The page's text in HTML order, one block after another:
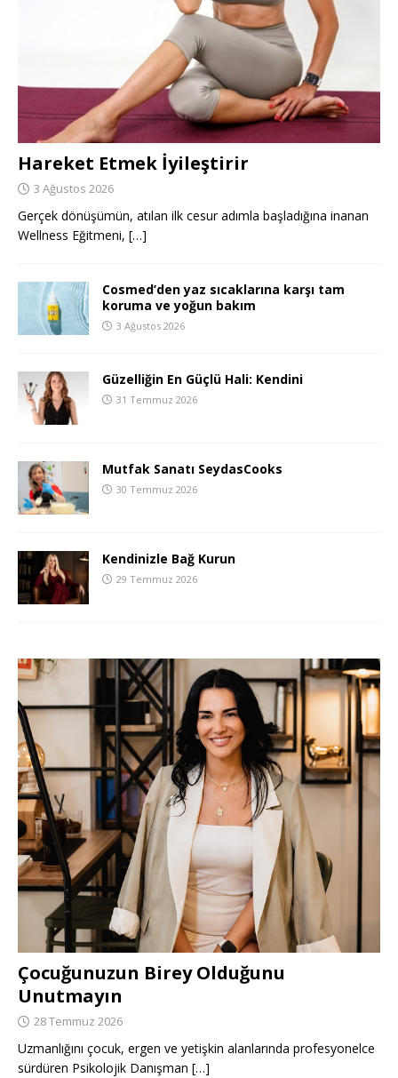
Hareket Etmek İyileştirir
3 Ağustos 2026
Gerçek dönüşümün, atılan ilk cesur adımla başladığına inanan
Wellness Eğitmeni, […]
Cosmed’den yaz sıcaklarına karşı tam
koruma ve yoğun bakım
3 Ağustos 2026
Güzelliğin En Güçlü Hali: Kendini
31 Temmuz 2026
Mutfak Sanatı SeydasCooks
30 Temmuz 2026
Kendinizle Bağ Kurun
29 Temmuz 2026
Çocuğunuzun Birey Olduğunu
Unutmayın
28 Temmuz 2026
Uzmanlığını çocuk, ergen ve yetişkin alanlarında profesyonelce
sürdüren Psikolojik Danışman […]